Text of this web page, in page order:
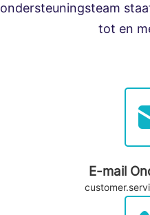
ondersteuningsteam
tot en
E-mail